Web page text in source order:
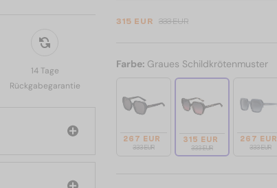
14 Tage
Rückgabegarantie
315 EUR 333 EUR
Farbe: Graues Schildkrötenmuster
267 EUR
333 EUR
315 EUR
333 EUR
267 EUR
333 EUR